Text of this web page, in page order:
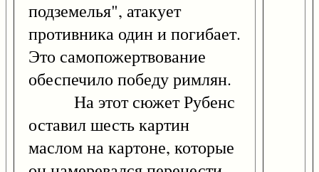
подземелья", атакует
противника один и погибает.
Это самопожертвование
обеспечило победу римлян.
На этот сюжет Рубенс
оставил шесть картин
маслом на картоне, которые